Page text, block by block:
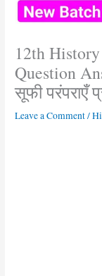
12th
Question
सूफी परंपराएँ
Leave a Comment/